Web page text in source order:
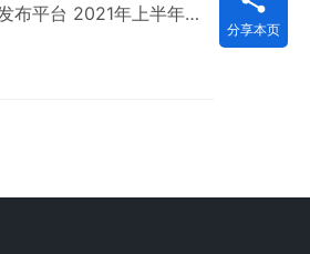
布平台 2021年上半年，
实度同比提升9%，受众
分享本页